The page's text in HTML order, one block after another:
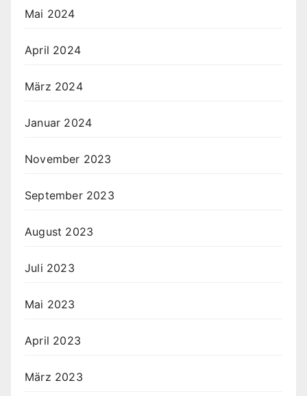
Mai 2024
April 2024
März 2024
Januar 2024
November 2023
September 2023
August 2023
Juli 2023
Mai 2023
April 2023
März 2023